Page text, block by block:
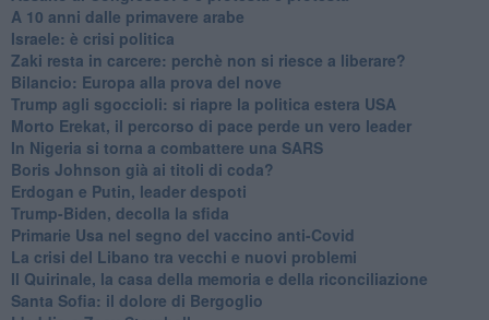
A 10 anni dalle primavere arabe
Israele: è crisi politica
Zaki resta in carcere: perchè non si riesce a liberare?
Bilancio: Europa alla prova del nove
Trump agli sgoccioli: si riapre la politica estera USA
Morto Erekat, il percorso di pace perde un vero leader
In Nigeria si torna a combattere una SARS
Boris Johnson già ai titoli di coda?
Erdogan e Putin, leader despoti
Trump-Biden, decolla la sfida
Primarie Usa nel segno del vaccino anti-Covid
La crisi del Libano tra vecchi e nuovi problemi
Il Quirinale, la casa della memoria e della riconciliazione
Santa Sofia: il dolore di Bergoglio